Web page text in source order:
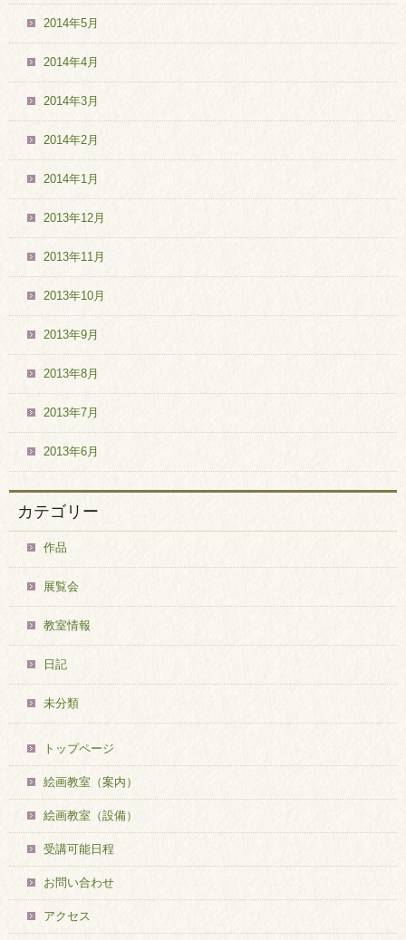
2014年5月
2014年4月
2014年3月
2014年2月
2014年1月
2013年12月
2013年11月
2013年10月
2013年9月
2013年8月
2013年7月
2013年6月
カテゴリー
作品
展覧会
教室情報
日記
未分類
トップページ
絵画教室（案内）
絵画教室（設備）
受講可能日程
お問い合わせ
アクセス